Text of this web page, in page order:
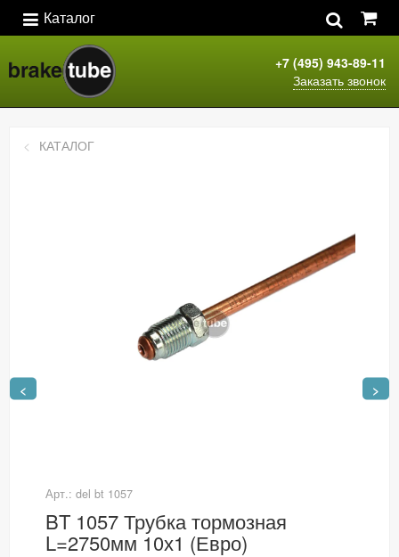
Каталог
+7 (495) 943-89-11
Заказать звонок
< >
КАТАЛОГ
Арт.: del bt 1057
BT 1057 Трубка тормозная
L=2750мм 10х1 (Евро)